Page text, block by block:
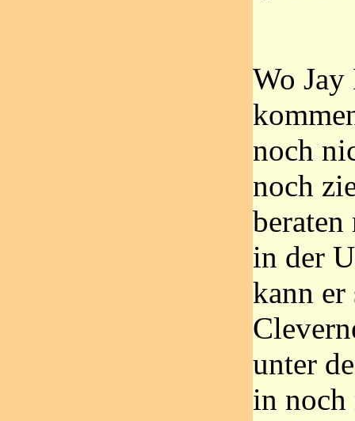
Wo
noch
noch
beraten
in der
kann
unter
in noch